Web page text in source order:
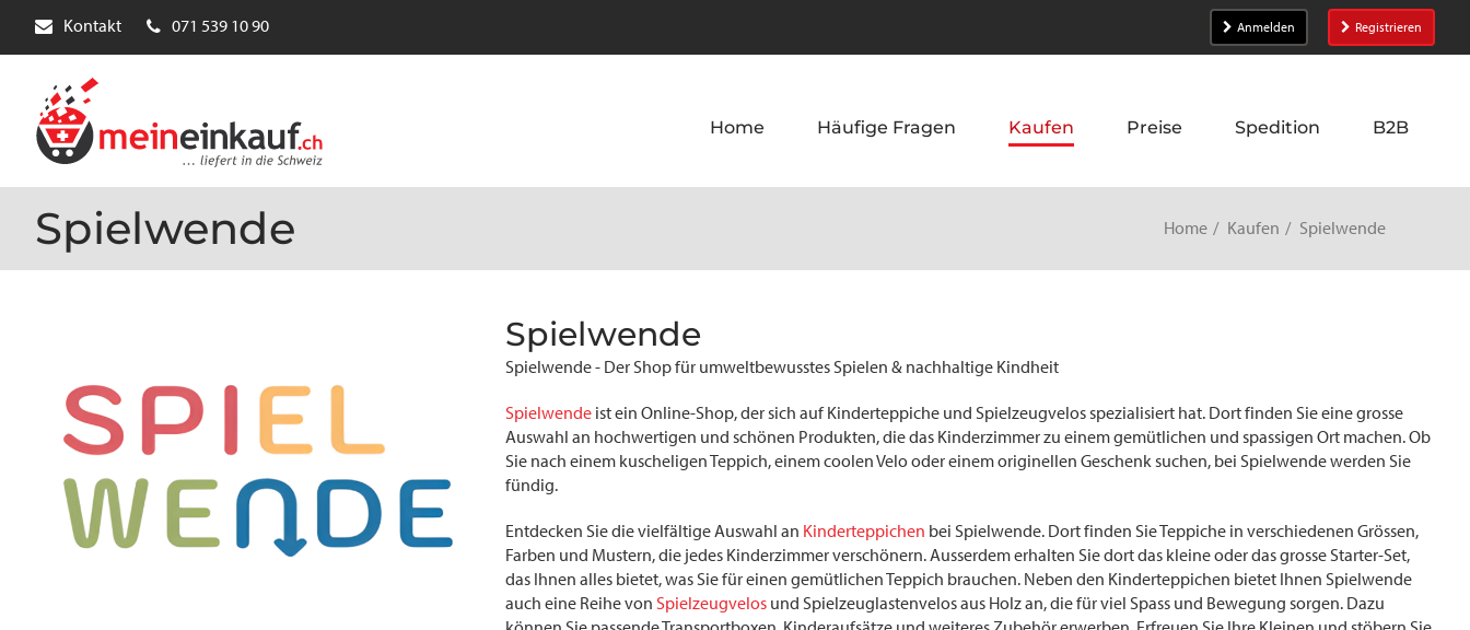
Kontakt 071 539 10 90 Anmelden Registrieren
Home Häufige Fragen Kaufen Preise Spedition B2B
Spielwende Home Kaufen Spielwende
Spielwende
Spielwende - Der Shop für umweltbewusstes Spielen & nachhaltige Kindheit
Spielwende ist ein Online-Shop, der sich auf Kinderteppiche und Spielzeugvelos spezialisiert hat. Dort finden Sie eine grosse
Auswahl an hochwertigen und schönen Produkten, die das Kinderzimmer zu einem gemütlichen und spassigen Ort machen. Ob
Sie nach einem kuscheligen Teppich, einem coolen Velo oder einem originellen Geschenk suchen, bei Spielwende werden Sie
fündig.
Entdecken Sie die vielfältige Auswahl an Kinderteppichen bei Spielwende. Dort finden Sie Teppiche in verschiedenen Grössen,
Farben und Mustern, die jedes Kinderzimmer verschönern. Ausserdem erhalten Sie dort das kleine oder das grosse Starter-Set,
das Ihnen alles bietet, was Sie für einen gemütlichen Teppich brauchen. Neben den Kinderteppichen bietet Ihnen Spielwende
auch eine Reihe von Spielzeugvelos und Spielzeuglastenvelos aus Holz an, die für viel Spass und Bewegung sorgen. Dazu